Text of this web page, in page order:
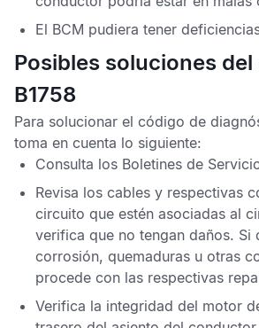
El BCM pudiera tener
Posibles soluciones del
B1758
Para solucionar el código de
toma en cuenta lo siguiente:
Consulta los Boletines de
Revisa los cables y respectivas
circuito que estén asociadas al
verifica que no tengan daños. Si
corrosión, quemaduras u otras
procede con las respectivas
Verifica la integridad del motor